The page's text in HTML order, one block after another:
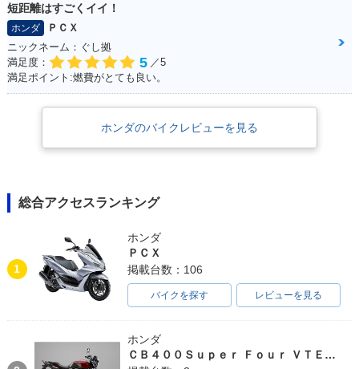
短距離はすごくイイ！
ホンダ
ＰＣＸ
ニックネーム：ぐし拠
満足度：
5 ／5
満足ポイント:燃費がとても良い。
ホンダのバイクレビューを見る
総合アクセスランキング
1
ホンダ
ＰＣＸ
掲載台数：106
バイクを探す レビューを見る
ホンダ
ＣＢ４００Ｓｕｐｅｒ Ｆｏｕｒ ＶＴＥＣ ＳＰＥＣ３